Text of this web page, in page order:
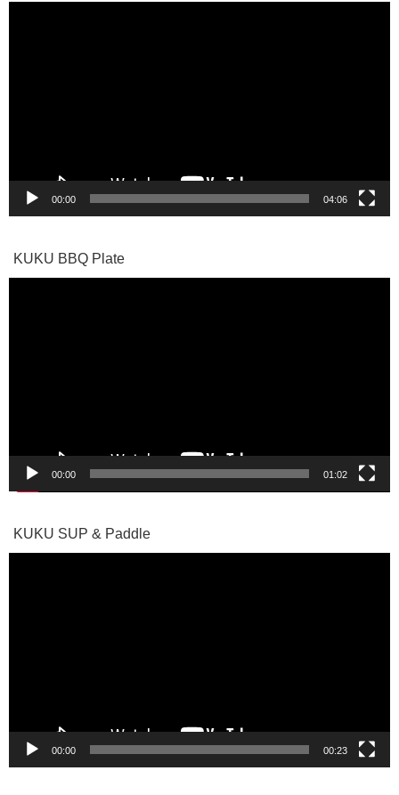
00:00 04:06
KUKU BBQ Plate
00:00 01:02
KUKU SUP & Paddle
00:00 00:23